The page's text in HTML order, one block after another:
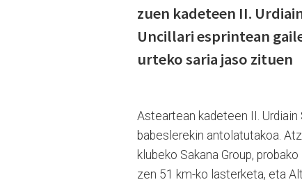
zuen kadeteen II.
Uncillari esprintean
urteko saria jaso zituen
Asteartean kadeteen II. Urdiain
babeslerekin antolatutakoa.
klubeko Sakana Group,
zen 51 km-ko lasterketa, eta